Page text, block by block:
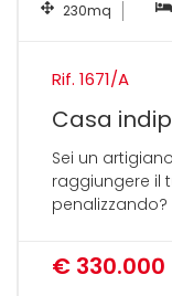
230mq
Rif. 1671/A
Casa
Sei un
raggiungere il
penalizzando?
€ 330.000